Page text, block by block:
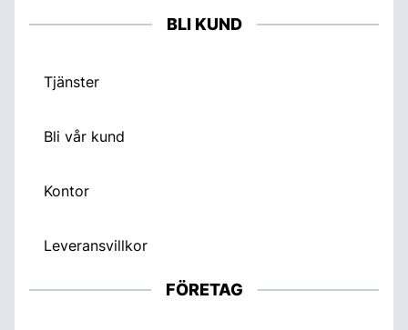
BLI KUND
Tjänster
Bli vår kund
Kontor
Leveransvillkor
FÖRETAG